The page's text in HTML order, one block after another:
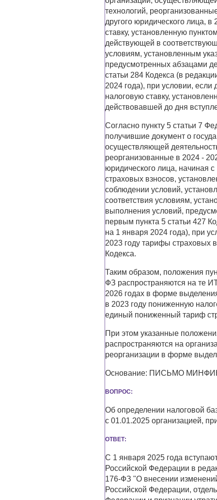
технологий,
другого юридического лица,
ставку, установленную
действующей в
условиям, установленным
предусмотренных абзацами
статьи 284 Кодекса (в
2024 года), при условии,
налоговую ставку,
действовавшей до дня
Согласно пункту 5 статьи 7
получившие документ о
осуществляющей
реорганизованные в 2024 -
юридического лица, начиная
страховых взносов,
соблюдении условий,
соответствия условиям,
выполнения условий,
первым пункта 5 статьи 427
на 1 января 2024 года), при
2023 году тарифы страховых
Кодекса.
Таким образом, положения
ФЗ распространяются на те
2026 годах в форме
в 2023 году пониженную
единый пониженный тариф
При этом указанные
распространяются на
реорганизации в форме
Основание: ПИСЬМО
ВОПРОС:
Об определении налоговой
с 01.01.2025 организацией,
ОТВЕТ:
С 1 января 2025 года
Российской Федерации в
176-ФЗ "О внесении
Российской Федерации,